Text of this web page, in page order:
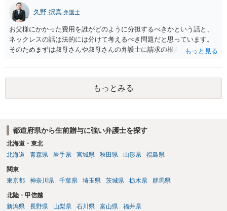
名義にするとトラブルが多いと聞きますが、家を兄弟姉妹で相続・贈
与を受ける場合みなさんどうしているのでしょうか。 共有で贈与
を受けるということは少なく、相続で共有となった場合は遺産分割の
際に なるべく共有にしないで、代償金をもらうか、売って代金を分
ける方法にする。 やむなく共有になってしまった場合は共有物分割
請求で共有状態を解消するのが一般的です。 最初から、共有で相
手が使用することを前提に贈与を受けると 共有物分割請求ができる
かどうか微妙になってしまうので、賃料をもらうくらいしか 解決方
法が亡くなってしまう可能性があります。 弁護士に面談で詳しい
事情を話して相談された方がよいと思います。
久野 択真 弁護士
お父様にかかった費用を誰がどのように分担するべきかという話と、
ネックレスの話は法的には分けて考えるべき問題だと思っています。
そのためまずは叔母さんや叔母さんの弁護士に請求の根拠を尋ねてみ
には、ご相談者様の方でも弁護士に具体的に相談してみるのも良いと
思います。 以上ご参考までに。
もっとみる
都道府県から生前贈与に強い弁護士を探す
北海道・東北
北海道
青森県 岩手県 宮城県 秋田県 山形県 福島県
関東
東京都
神奈川県 千葉県 埼玉県 茨城県 栃木県 群馬県
北陸・甲信越
新潟県
長野県 山梨県 石川県 富山県 福井県